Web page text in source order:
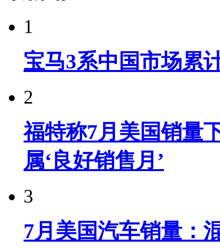
1
宝马3系中国市场累
2
福特称7月美国销量
属‘良好销售月’
3
7月美国汽车销量：